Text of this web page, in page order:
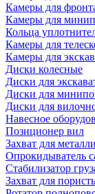
Камеры для
Камеры для
Кольца
Камеры для
Камеры для
Диски колесные
Диски для
Диски для
Диски для
Навесное
Позиционер вил
Захват для
Опрокидыватель
Стабилизатор
Захват для